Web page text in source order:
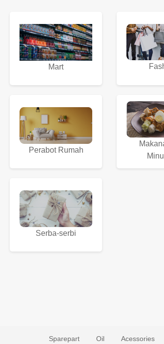
Mart
Perabot Rumah
Serba-serbi
Sparepart Oil Acessories